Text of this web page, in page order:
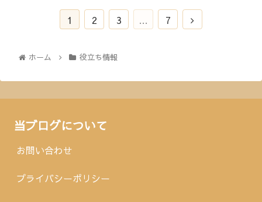
1 2 3 … 7
ホーム 役立ち情報
当ブログについて
お問い合わせ
プライバシーポリシー